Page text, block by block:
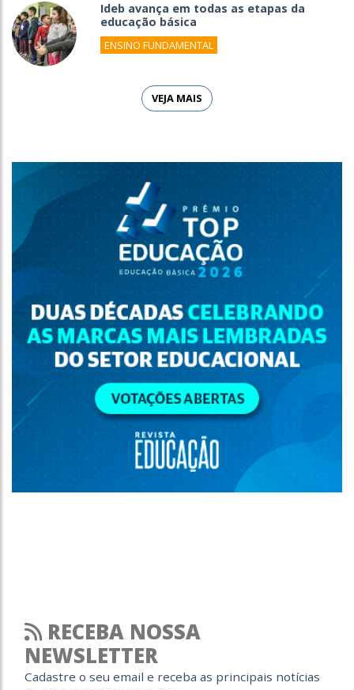
Ideb avança em todas as etapas da
educação básica
ENSINO FUNDAMENTAL
VEJA MAIS
RECEBA NOSSA
NEWSLETTER
Cadastre o seu email e receba as principais notícias